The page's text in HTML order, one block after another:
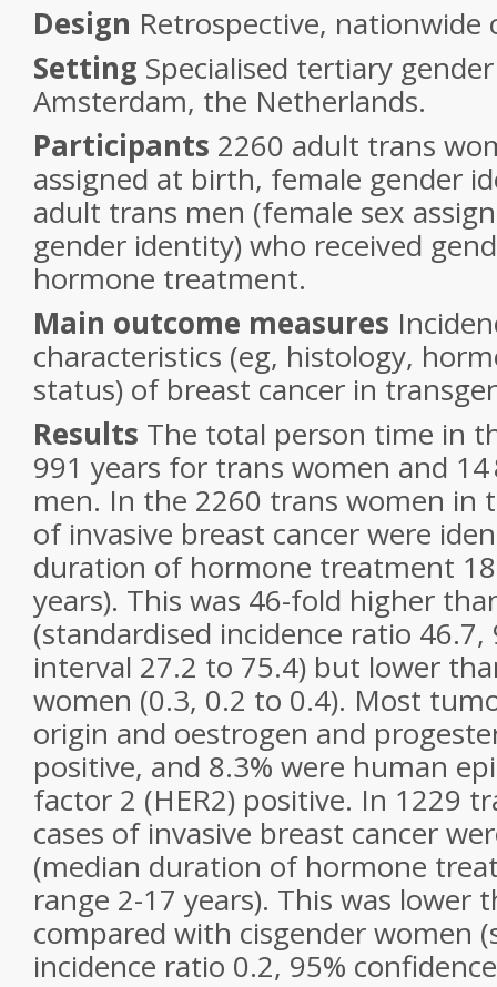
Design Retrospective, nationwide
Setting Specialised tertiary
Amsterdam, the Netherlands.
Participants 2260 adult trans
assigned at birth, female gender
adult trans men (female sex
gender identity) who received
hormone treatment.
Main outcome measures
characteristics (eg, histology,
status) of breast cancer in
Results The total person time in
991 years for trans women and
men. In the 2260 trans women in
of invasive breast cancer were
duration of hormone treatment
years). This was 46-fold higher
(standardised incidence ratio 46.7,
interval 27.2 to 75.4) but lower
women (0.3, 0.2 to 0.4). Most
origin and oestrogen and
positive, and 8.3% were human
factor 2 (HER2) positive. In 1229
cases of invasive breast cancer
(median duration of hormone
range 2-17 years). This was lower
compared with cisgender women
incidence ratio 0.2, 95%